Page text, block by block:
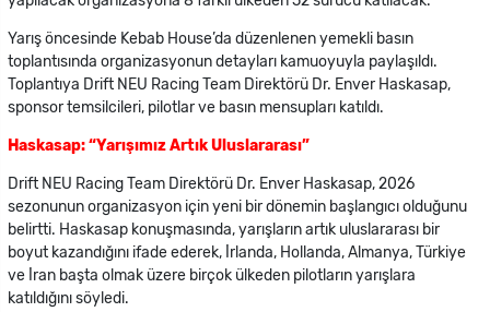
Yarış öncesinde Kebab House’da düzenlenen yemekli basın
toplantısında organizasyonun detayları kamuoyuyla paylaşıldı.
Toplantıya Drift NEU Racing Team Direktörü Dr. Enver Haskasap,
sponsor temsilcileri, pilotlar ve basın mensupları katıldı.
Haskasap: “Yarışımız Artık Uluslararası”
Drift NEU Racing Team Direktörü Dr. Enver Haskasap, 2026
sezonunun organizasyon için yeni bir dönemin başlangıcı olduğunu
belirtti. Haskasap konuşmasında, yarışların artık uluslararası bir
boyut kazandığını ifade ederek, İrlanda, Hollanda, Almanya, Türkiye
ve İran başta olmak üzere birçok ülkeden pilotların yarışlara
katıldığını söyledi.